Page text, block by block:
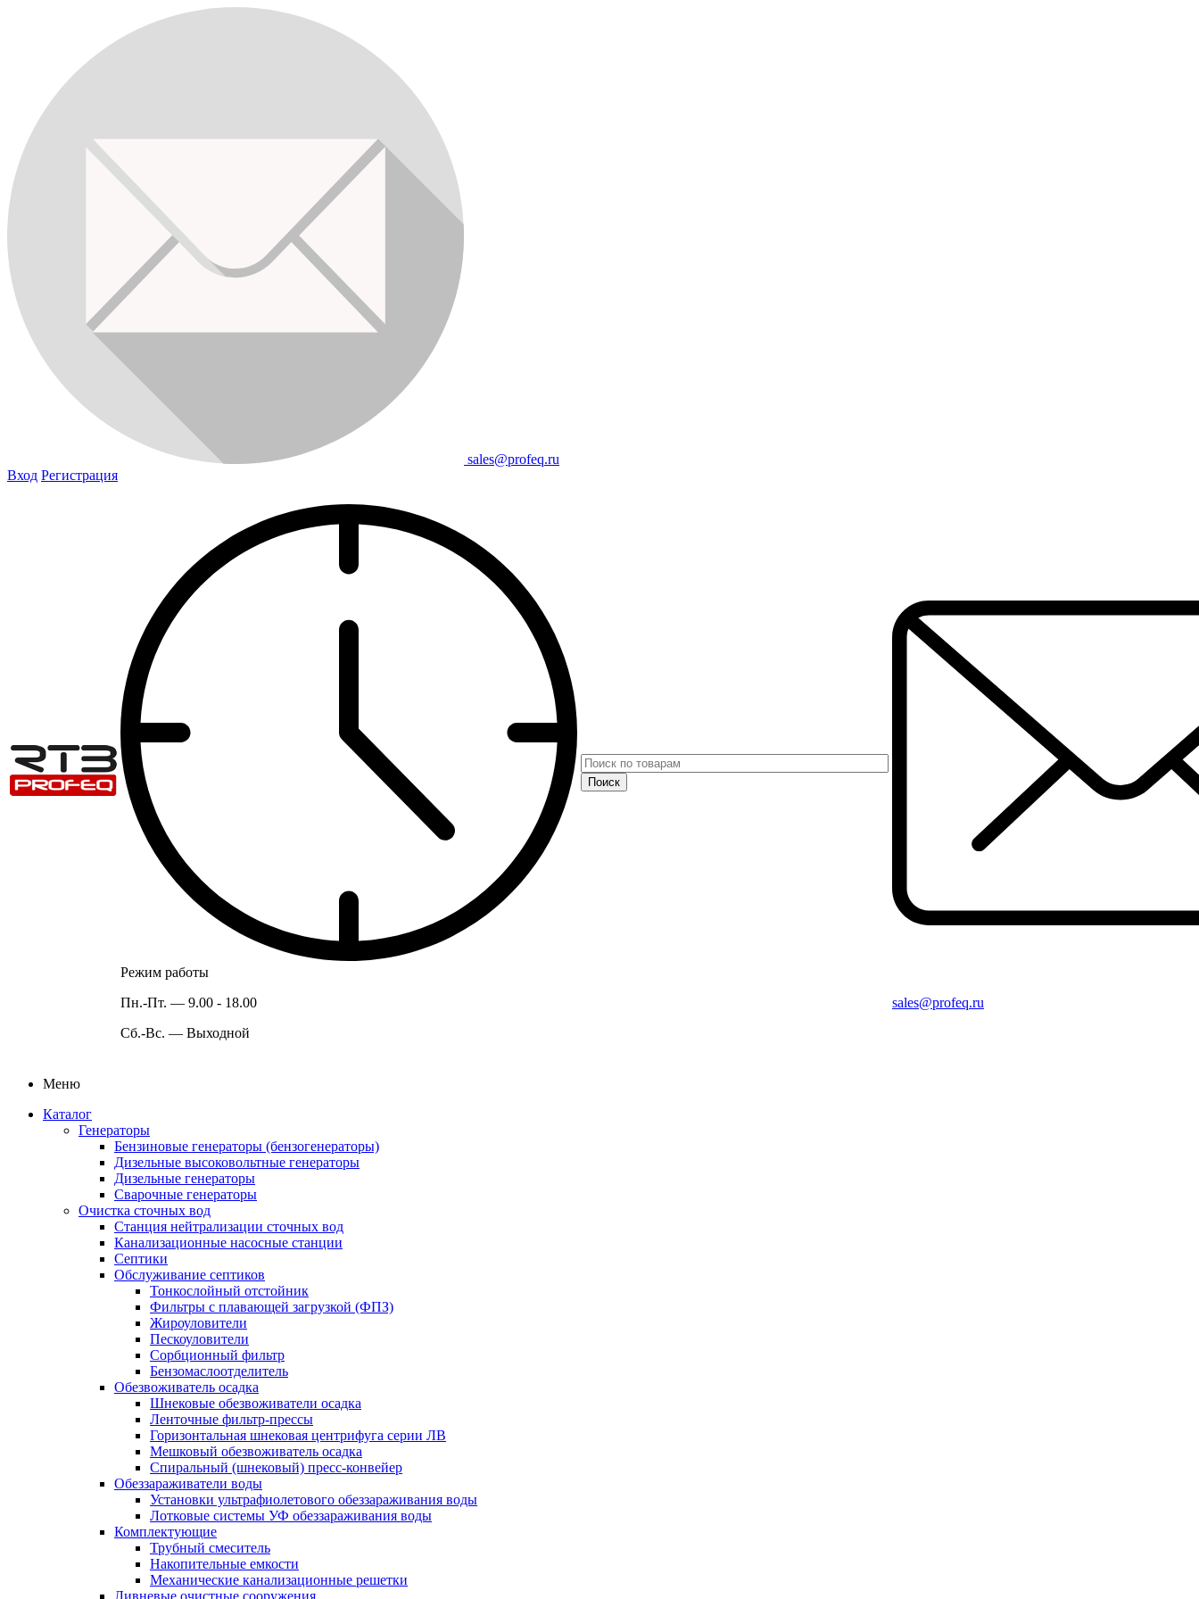
sales@profeq.ru
Вход Регистрация
Режим работы
Пн.-Пт. — 9.00 - 18.00
Сб.-Вс. — Выходной
sales@profeq.ru
Меню
Каталог
Генераторы
Бензиновые генераторы (бензогенераторы)
Дизельные высоковольтные генераторы
Дизельные генераторы
Сварочные генераторы
Очистка сточных вод
Станция нейтрализации сточных вод
Канализационные насосные станции
Септики
Обслуживание септиков
Тонкослойный отстойник
Фильтры с плавающей загрузкой (ФПЗ)
Жироуловители
Пескоуловители
Сорбционный фильтр
Бензомаслоотделитель
Обезвоживатель осадка
Шнековые обезвоживатели осадка
Ленточные фильтр-прессы
Горизонтальная шнековая центрифуга серии ЛВ
Мешковый обезвоживатель осадка
Спиральный (шнековый) пресс-конвейер
Обеззараживатели воды
Установки ультрафиолетового обеззараживания воды
Лотковые системы УФ обеззараживания воды
Комплектующие
Трубный смеситель
Накопительные емкости
Механические канализационные решетки
Ливневые очистные сооружения